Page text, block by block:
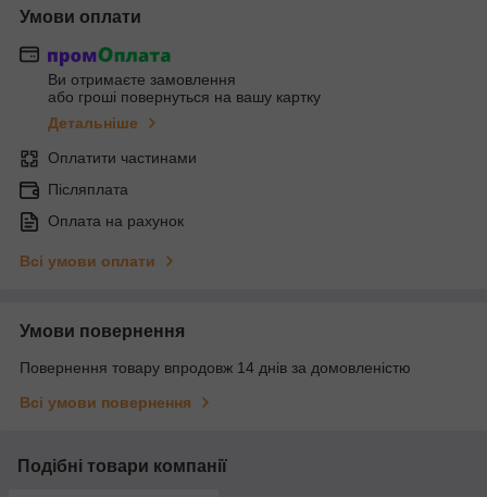
Умови оплати
Ви отримаєте замовлення
або гроші повернуться на вашу картку
Детальніше
Оплатити частинами
Післяплата
Оплата на рахунок
Всі умови оплати
Умови повернення
Повернення товару впродовж 14 днів за домовленістю
Всі умови повернення
Подібні товари компанії